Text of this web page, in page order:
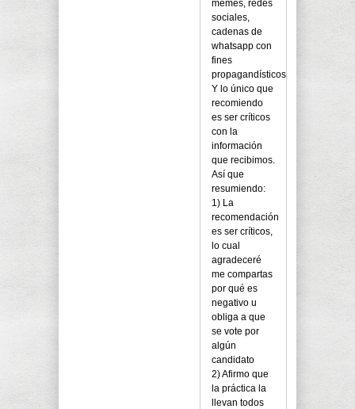
memes, redes
sociales,
cadenas de
whatsapp con
fines
propagandísticos.
Y lo único que
recomiendo
es ser críticos
con la
información
que recibimos.
Así que
resumiendo:
1) La
recomendación
es ser críticos,
lo cual
agradeceré
me compartas
por qué es
negativo u
obliga a que
se vote por
algún
candidato
2) Afirmo que
la práctica la
llevan todos